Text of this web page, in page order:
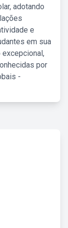
adotando
e
em sua
excepcional,
por
-